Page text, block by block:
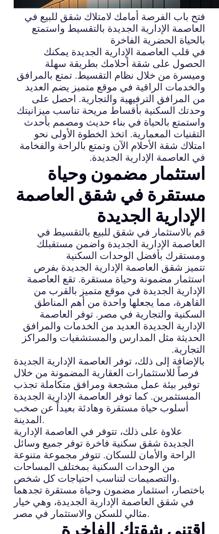
فتح باب الفرصة أمامك لامتلاك شقق للبيع في
العاصمة الإدارية الجديدة بالتقسيط واستمتع
بالحياة الحضرية الفاخرة
في قلب العاصمة الإدارية الجديدة يمكنك
الحصول على شقة أحلامك بطريقة سهلة
وميسرة من خلال نظام التقسيط. تمتع بالمرافق
والخدمات الراقية في موقع متميز يضم العديد
من المرافق الترفيهية والتجارية. احصل على
وحدتك السكنية بأقساط مريحة تناسب ميزانيتك
واستمتع بالحياة في بناء حديث ومصمم بأحدث
التقنيات المعمارية. اتخذ الخطوة الأولى نحو
امتلاك شقة الأحلام الآن وتمتع بالراحة والفخامة
في العاصمة الإدارية الجديدة.
استثمار مضمون وحياة
مستقرة في شقق العاصمة
الإدارية الجديدة
قم بالاستثمار في شقق للبيع بالتقسيط في
العاصمة الإدارية الجديدة واضمن مستقبلك
ومستقرك بأفضل الوحدات السكنية
تتميز شقق العاصمة الإدارية الجديدة بفرص
استثمار مضمونة وحياة مستقرة. تقع العاصمة
الإدارية الجديدة في موقع متميز بالقرب من
القاهرة، مما يجعلها واحدة من أهم المناطق
السكنية والتجارية في مصر. توفر العاصمة
الإدارية الجديدة العديد من الخدمات والمرافق
الحديثة مثل المدارس والمستشفيات والمراكز
التجارية.
بالإضافة إلى ذلك، توفر العاصمة الإدارية الجديدة
فرصاً للاستثمارات العقارية المضمونة من خلال
توفير بيئة عمل مشجعة ومرافق متكاملة تجذب
المستثمرين. كما توفر العاصمة الإدارية الجديدة
أسلوب حياة مستقرة وهادئة بعيداً عن صخب
المدينة.
علاوة على ذلك، تتوفر في العاصمة الإدارية
الجديدة شقق سكنية فاخرة توفر جميع وسائل
الراحة والأمان للسكان. تتوفر مجموعة متنوعة
من الوحدات السكنية بمختلف المساحات
والتصميمات لتناسب احتياجات كل شخص.
باختصار، استثمار مضمون وحياة مستقرة تجدهما
في شقق العاصمة الإدارية الجديدة، وهي خيار
مثالي للسكن والاستثمار في مصر.
اقتني شقتك الفاخرة